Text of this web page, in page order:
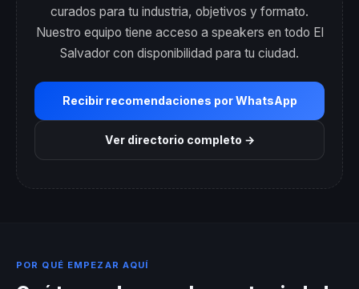
curados para tu industria, objetivos y formato.
Nuestro equipo tiene acceso a speakers en todo El
Salvador con disponibilidad para tu ciudad.
Recibir recomendaciones por WhatsApp
Ver directorio completo →
POR QUÉ EMPEZAR AQUÍ